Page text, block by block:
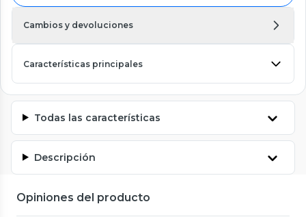
Cambios y devoluciones
Características principales
Todas las características
Descripción
Opiniones del producto